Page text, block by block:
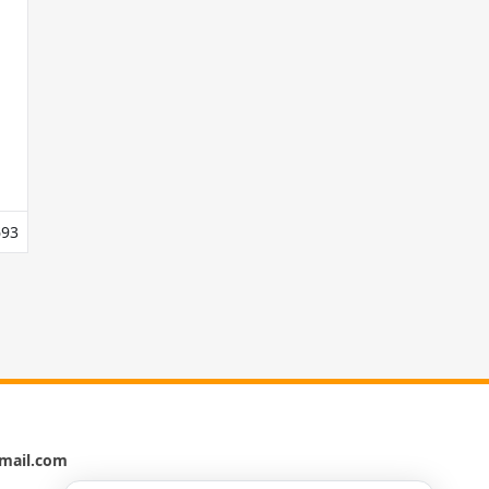
giúp bạn khắc phục lỗi này nhé